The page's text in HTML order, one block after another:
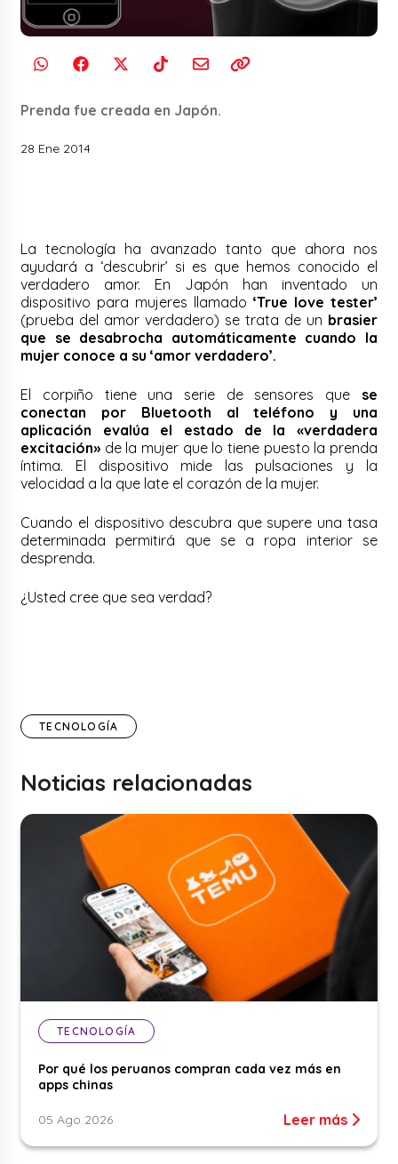
Prenda fue creada en Japón.
28 Ene 2014
La tecnología ha avanzado tanto que ahora nos
ayudará a ‘descubrir’ si es que hemos conocido el
verdadero amor. En Japón han inventado un
dispositivo para mujeres llamado ‘True love tester’
(prueba del amor verdadero) se trata de un brasier
que se desabrocha automáticamente cuando la
mujer conoce a su ‘amor verdadero’.
El corpiño tiene una serie de sensores que se
conectan por Bluetooth al teléfono y una
aplicación evalúa el estado de la «verdadera
excitación» de la mujer que lo tiene puesto la prenda
íntima. El dispositivo mide las pulsaciones y la
velocidad a la que late el corazón de la mujer.
Cuando el dispositivo descubra que supere una tasa
determinada permitirá que se a ropa interior se
desprenda.
¿Usted cree que sea verdad?
TECNOLOGÍA
Noticias relacionadas
TECNOLOGÍA
Por qué los peruanos compran cada vez más en
apps chinas
05 Ago 2026 Leer más